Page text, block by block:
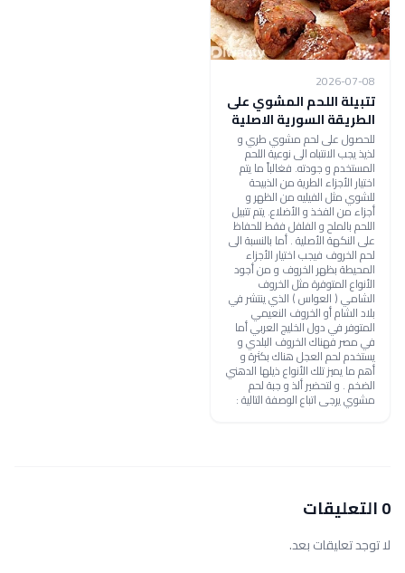
2026-07-08
تتبيلة اللحم المشوي على
الطريقة السورية الاصلية
للحصول على لحم مشوي طري و
لذيذ يجب الانتباه الى نوعية اللحم
المستخدم و جودته. فغالباً ما يتم
اختيار الأجزاء الطرية من الذبيحة
للشوي مثل الفيليه من الظهر و
أجزاء من الفخذ و الأضلاع. يتم تتبيل
اللحم بالملح و الفلفل فقط للحفاظ
على النكهة الأصلية . أما بالنسبة الى
لحم الخروف فيجب اختيار الأجزاء
المحيطة بظهر الخروف و من أجود
الأنواع المتوفرة مثل الخروف
الشامي ( العواس ) الذي ينتشر في
بلاد الشام أو الخروف النعيمي
المتوفر في دول الخليج العربي أما
في مصر فهناك الخروف البلدي و
يستخدم لحم العجل هناك بكثرة و
أهم ما يميز تلك الأنواع ذيلها الدهني
الضخم . و لتحضير ألذ و جبة لحم
مشوي يرجى اتباع الوصفة التالية :
0 التعليقات
لا توجد تعليقات بعد.